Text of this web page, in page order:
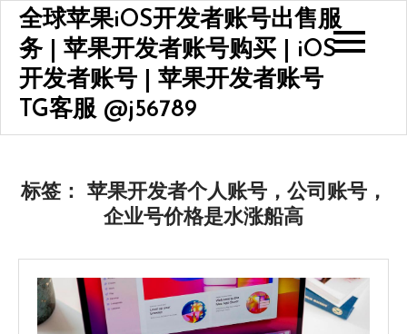
Skip
content
全球苹果iOS开发者账号出售服
务 | 苹果开发者账号购买 | iOS
开发者账号 | 苹果开发者账号
TG客服 @j56789
标签： 苹果开发者个人账号，公司账号，
企业号价格是水涨船高